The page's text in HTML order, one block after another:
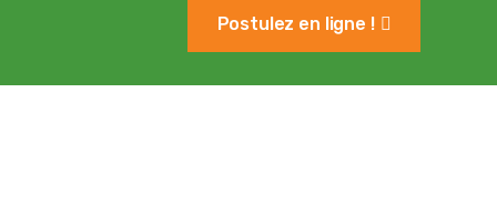
Postulez en ligne !